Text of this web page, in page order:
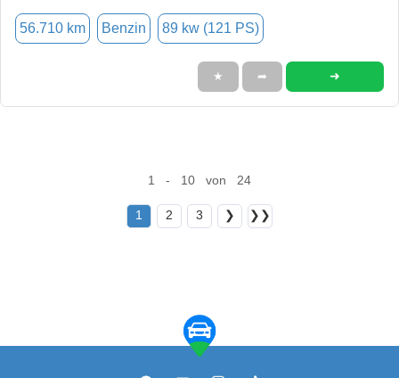
56.710 km Benzin 89 kw (121 PS)
★ ➦ ➜
1 - 10 von 24
1 2 3 ❯ ❯❯